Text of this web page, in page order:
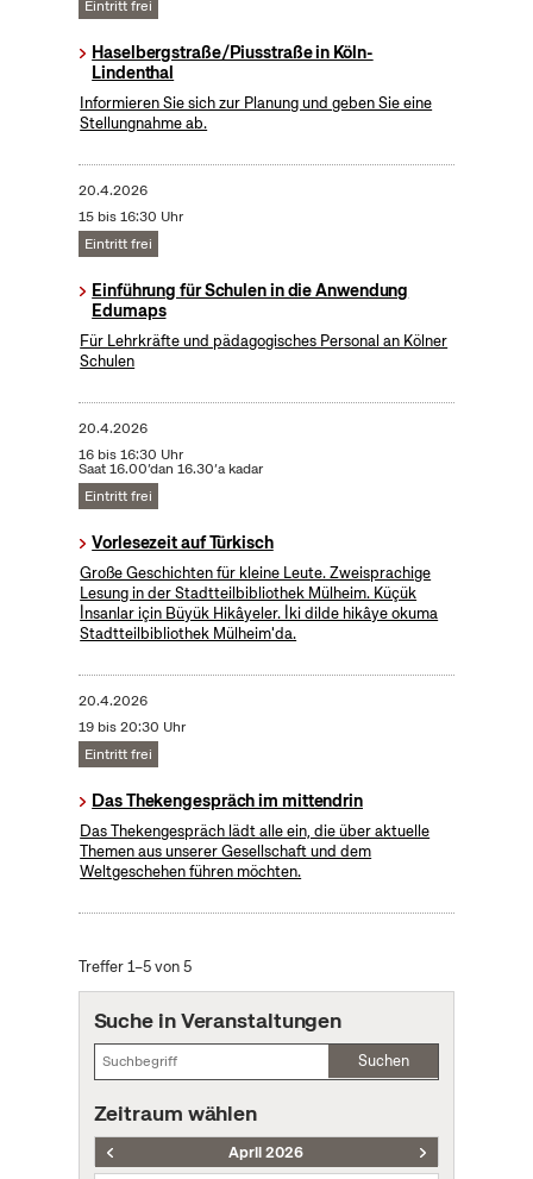
Eintritt frei
Haselbergstraße/Piusstraße in Köln-
Lindenthal
Informieren Sie sich zur Planung und geben Sie eine
Stellungnahme ab.
20.4.2026
15 bis 16:30 Uhr
Eintritt frei
Einführung für Schulen in die Anwendung
Edumaps
Für Lehrkräfte und pädagogisches Personal an Kölner
Schulen
20.4.2026
16 bis 16:30 Uhr
Saat 16.00’dan 16.30’a kadar
Eintritt frei
Vorlesezeit auf Türkisch
Große Geschichten für kleine Leute. Zweisprachige
Lesung in der Stadtteilbibliothek Mülheim. Küçük
İnsanlar için Büyük Hikâyeler. İki dilde hikâye okuma
Stadtteilbibliothek Mülheim'da.
20.4.2026
19 bis 20:30 Uhr
Eintritt frei
Das Thekengespräch im mittendrin
Das Thekengespräch lädt alle ein, die über aktuelle
Themen aus unserer Gesellschaft und dem
Weltgeschehen führen möchten.
Treffer 1–5 von 5
Suche in Veranstaltungen
Suchen
Zeitraum wählen
April 2026